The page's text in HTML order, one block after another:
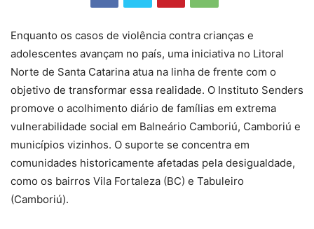
Enquanto os casos de violência contra crianças e
adolescentes avançam no país, uma iniciativa no Litoral
Norte de Santa Catarina atua na linha de frente com o
objetivo de transformar essa realidade. O Instituto Senders
promove o acolhimento diário de famílias em extrema
vulnerabilidade social em Balneário Camboriú, Camboriú e
municípios vizinhos. O suporte se concentra em
comunidades historicamente afetadas pela desigualdade,
como os bairros Vila Fortaleza (BC) e Tabuleiro
(Camboriú).